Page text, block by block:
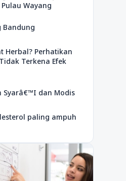
Wayang
Bandung
Herbal? Perhatikan
Terkena Efek
Syarâ€™I dan Modis
paling ampuh